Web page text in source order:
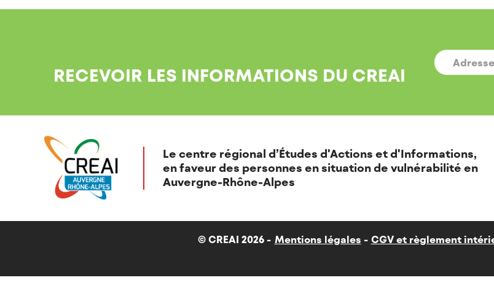
RECEVOIR LES INFORMATIONS DU CREAI
E-
MAIL *
Le centre régional d’Études d'Actions et d'Informations,
en faveur des personnes en situation de vulnérabilité en
Auvergne-Rhône-Alpes
© CREAI 2026 - Mentions légales CGV et règlement